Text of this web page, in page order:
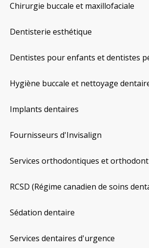
Chirurgie buccale et maxillofaciale
Dentisterie esthétique
Dentistes pour enfants et dentistes
Hygiène buccale et nettoyage
Implants dentaires
Fournisseurs d'Invisalign
Services orthodontiques et
RCSD (Régime canadien de soins
Sédation dentaire
Services dentaires d'urgence